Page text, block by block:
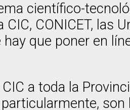
científico-
CONICET, las
que poner en
a toda la